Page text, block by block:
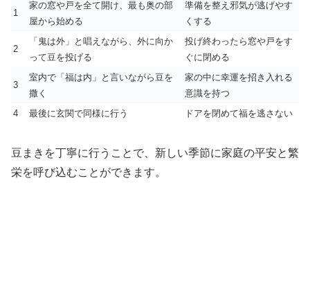
1
家の窓や戸を全て開け、最も奥の部
屋から始める
準備を整え邪気が逃げやす
くする
2
「鬼は外」と唱えながら、外に向か
って豆を投げる
投げ終わったら窓や戸をす
ぐに閉める
3
室内で「福は内」と言いながら豆を
撒く
家の中に幸運を招き入れる
意識を持つ
4
最後に玄関で同様に行う ドアを閉めて福を逃さない
豆まきを丁寧に行うことで、新しい季節に家庭の平安と繁
栄を呼び込むことができます。